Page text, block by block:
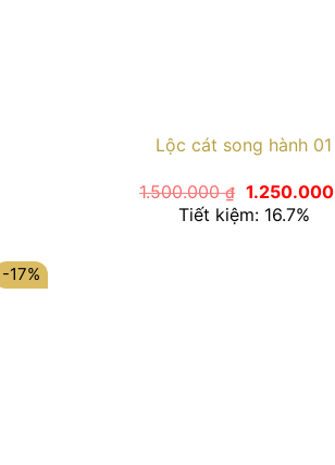
Lộc cát song hành 01
1.500.000₫ Giá
gốc
là:
1.250.000
Tiết kiệm: 16.7%
-17%